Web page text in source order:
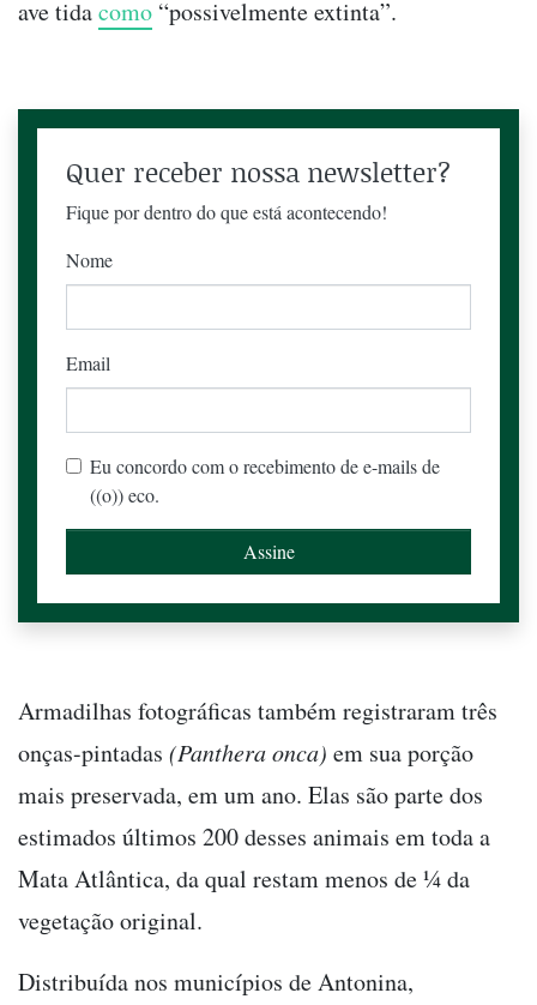
ave tidacomo “possivelmente extinta”.
Quer receber nossa newsletter?
Fique por dentro do que está acontecendo!
Nome
Email
Eu concordo com o recebimento de e-mails de
((o)) eco.
Armadilhas fotográficas também registraram três
onças-pintadas (Panthera onca) em sua porção
mais preservada, em um ano. Elas são parte dos
estimados últimos 200 desses animais em toda a
Mata Atlântica, da qual restam menos de ¼ da
vegetação original.
Distribuída nos municípios de Antonina,